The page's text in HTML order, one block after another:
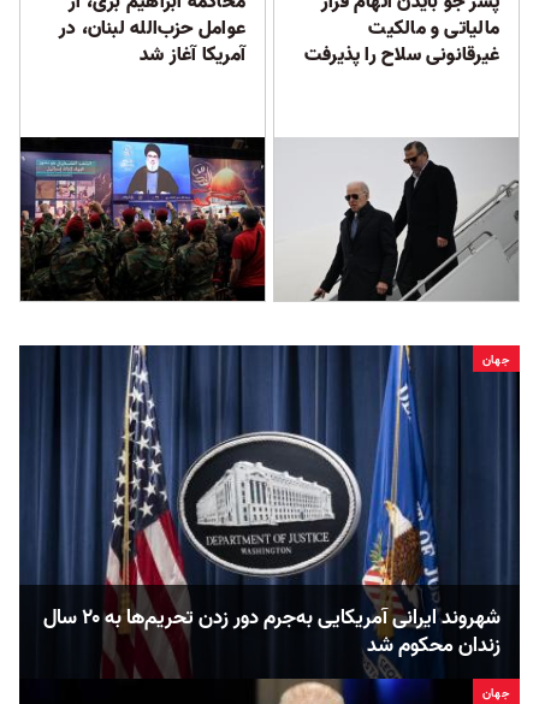
مالیاتی و مالکیت
غیرقانونی سلاح را پذیرفت
عوامل حزب‌الله لبنان، در
آمریکا آغاز شد
جهان
شهروند ایرانی آمریکایی به‌جرم دور زدن تحریم‌ها به ۲۰ سال
زندان محکوم شد
جهان